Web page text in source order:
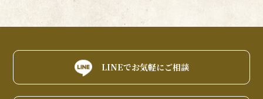
LINEでお気軽にご相談